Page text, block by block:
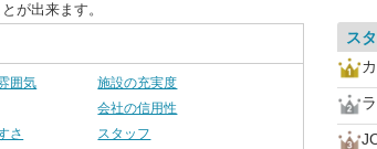
が出来ます。
囲気
施設の充実度
会社の信用性
さ
スタッフ
ス